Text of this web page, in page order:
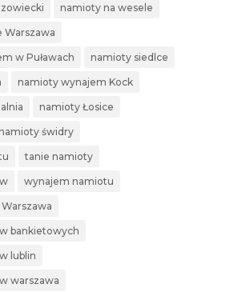
namioty na wesele
Warszawa
w Puławach namioty siedlce
namioty wynajem Kock
namioty Łosice
świdry
tanie namioty
wynajem namiotu
bankietowych
lublin
warszawa